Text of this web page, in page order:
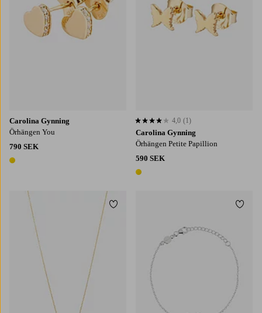
Carolina Gynning
Örhängen You
790 SEK
1 färg
Carolina Gynning
Örhängen Petite Papillion
590 SEK
1 färg
4,0 baserat på 1 st betyg
4,0 (1)
Lägg till i favoriter